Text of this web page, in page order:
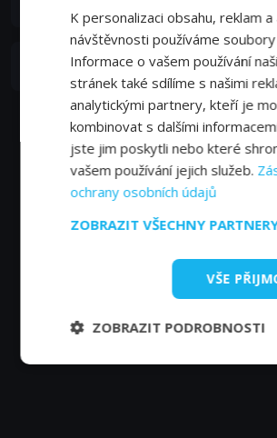
Martín Duplá
K personalizaci obsahu, reklam a
návštěvnosti používáme
Informace o vašem používání
stránek také sdílíme s našimi
analytickými partnery, kteří je
kombinovat s dalšími
jste jim poskytli nebo které
vašem používání jejich služeb.
ochrany osobních údajů
ZOBRAZIT VŠECHNY
VŠE
ZOBRAZIT PODROBNOSTI